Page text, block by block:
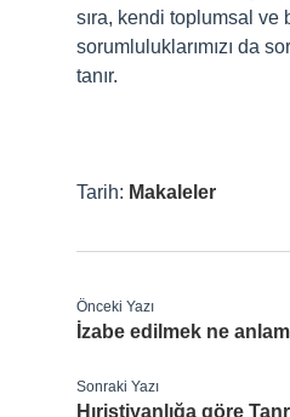
sıra, kendi toplumsal ve
sorumluluklarımızı da
tanır.
Tarih: Makaleler
Önceki Yazı
İzabe edilmek ne
Sonraki Yazı
Hıristiyanlığa göre